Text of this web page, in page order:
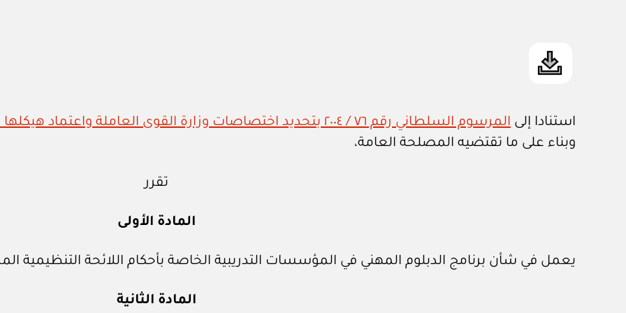
استنادا إلى المرسوم السلطاني رقم ٧٦ / ٢٠٠٤ بتحديد اختصاصات وزارة القوى العاملة واعتماد هيكلها التنظيمي
وبناء على ما تقتضيه المصلحة العامة،
تقرر
المادة الأولى
يعمل في شأن برنامج الدبلوم المهني في المؤسسات التدريبية الخاصة بأحكام اللائحة التنظيمية
المادة الثانية